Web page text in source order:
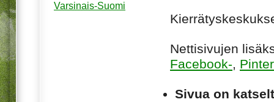
Nettisivujen
Facebook-,
Sivua on
Varsinais-Suomi